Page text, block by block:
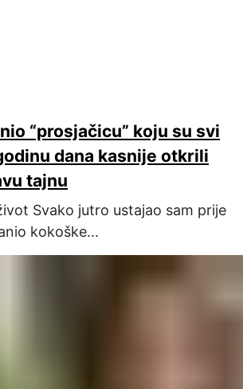
“prosjačicu” koju su svi
dana kasnije otkrili
tajnu
Svako jutro ustajao sam prije
kokoške...